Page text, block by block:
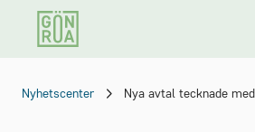
Nyhetscenter Nya avtal tecknade